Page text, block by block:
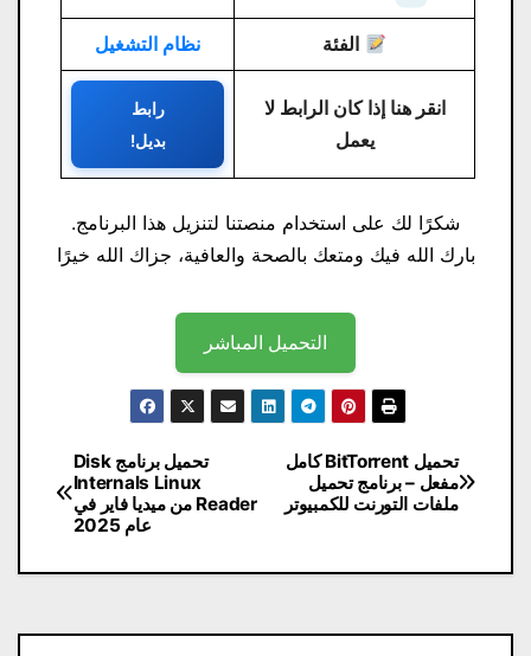
الفئة نظام التشغيل
انقر هنا إذا كان الرابط لا
يعمل
رابط
بديل!
شكرًا لك على استخدام منصتنا لتنزيل هذا البرنامج.
بارك الله فيك ومتعك بالصحة والعافية، جزاك الله خيرًا
التحميل المباشر
تصفّح
المقالات
تحميل برنامج Disk
Internals Linux
Reader من ميديا فاير في
عام 2025
تحميل BitTorrent كامل
مفعل – برنامج تحميل
ملفات التورنت للكمبيوتر